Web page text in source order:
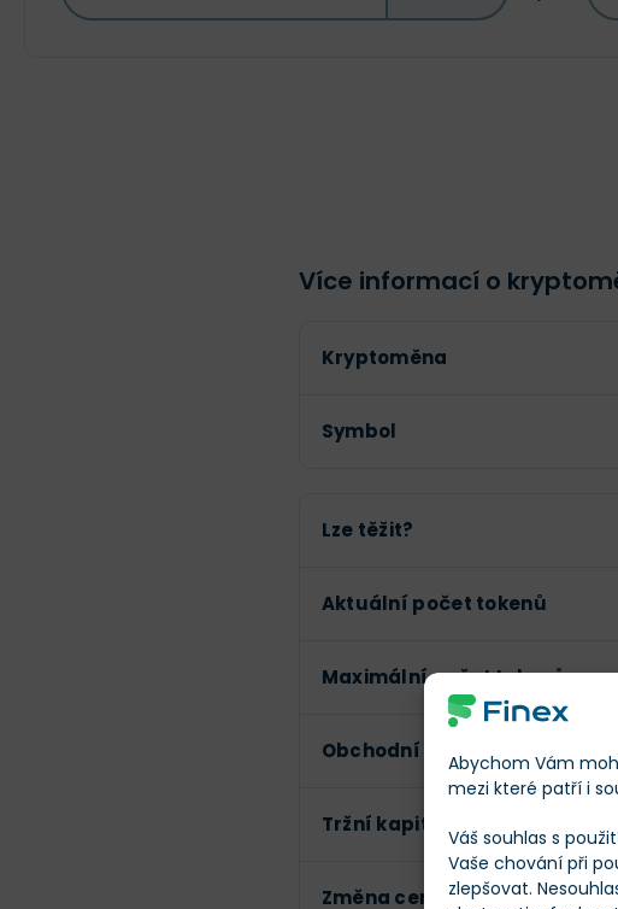
Abychom Vám
mezi které patří i
Váš souhlas s
Vaše chování při
zlepšovat.
Více informací o
Kryptoměna
Symbol
Lze těžit?
Aktuální počet tokenů
Maximální počet tokenů
Obchodní objem (24h)
Tržní kapitalizace
Změna ceny za 24h